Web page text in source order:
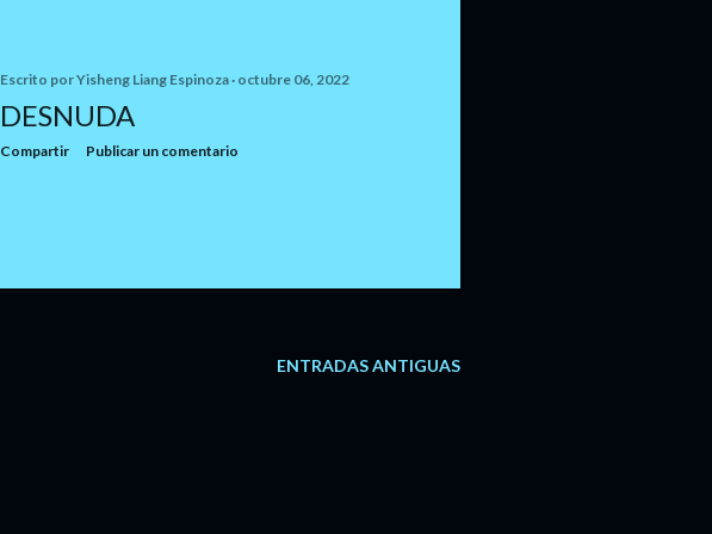
Escrito porYisheng Liang Espinoza octubre 06, 2022
DESNUDA
Compartir Publicar un comentario
ENTRADAS ANTIGUAS